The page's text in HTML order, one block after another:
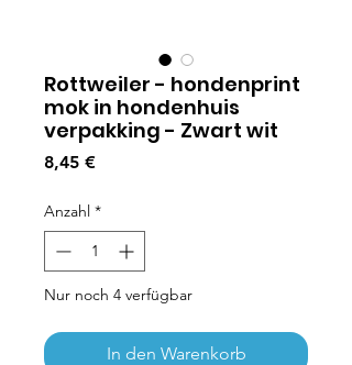
Rottweiler - hondenprint
mok in hondenhuis
verpakking - Zwart wit
8,45 €Preis
Anzahl *
Nur noch 4 verfügbar
In den Warenkorb